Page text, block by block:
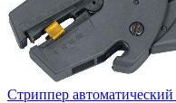
Стриппер